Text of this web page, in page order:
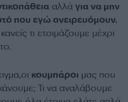
αλλά για να μην
που εγώ ονειρευόμουν.
τι ετοιμάζουμε μέχρι
κουμπάροι μας που
Τι να αναλάβουμε